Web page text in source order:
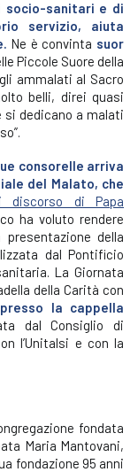
socio-sanitari e di
servizio, aiuta
Ne è convinta suor
Piccole Suore della
ammalati al Sacro
belli, direi quasi
si dedicano a malati
consorelle arriva
del Malato, che
discorso di Papa
ha voluto rendere
della
dal Pontificio
La Giornata
della Carità con
la cappella
dal Consiglio di
l’Unitalsi e con la
fondata
Maria Mantovani,
fondazione 95 anni